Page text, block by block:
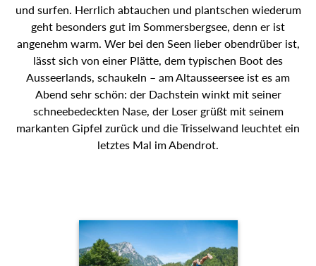
und surfen. Herrlich abtauchen und plantschen wiederum
geht besonders gut im Sommersbergsee, denn er ist
angenehm warm. Wer bei den Seen lieber obendrüber ist,
lässt sich von einer Plätte, dem typischen Boot des
Ausseerlands, schaukeln – am Altausseersee ist es am
Abend sehr schön: der Dachstein winkt mit seiner
schneebedeckten Nase, der Loser grüßt mit seinem
markanten Gipfel zurück und die Trisselwand leuchtet ein
letztes Mal im Abendrot.